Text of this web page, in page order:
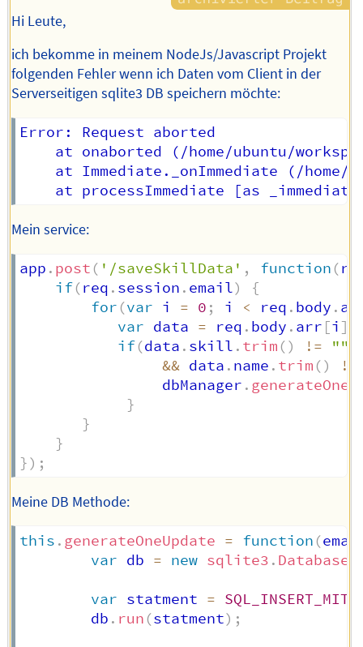
Hi Leute,
ich bekomme in meinem NodeJs/Javascript Projekt
folgenden Fehler wenn ich Daten vom Client in der
Serverseitigen sqlite3 DB speichern möchte:
Error: Request aborted
at onaborted (/home/ubuntu/
at Immediate._onImmediate (/home/
Mein service:
app . post ( '/saveSkillData' , function (
if(req . session . email)
{
for (var i = 0 ; i < req . body .
var data = req . body . arr [i ]
if(data . skill . trim () != ""
&& data . name . trim ()
!=
                dbManager
.
}
}
}
}) ;
Meine DB Methode:
this . generateOneUpdate = function (
var db = new sqlite3 . Database
var statment =
        db
. run (statment) ;